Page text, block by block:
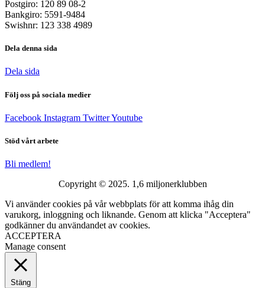
Postgiro: 120 89 08-2
Bankgiro: 5591-9484
Swishnr: 123 338 4989
Dela denna sida
Dela sida
Följ oss på sociala medier
Facebook Instagram TwitterYoutube
Stöd vårt arbete
Bli medlem!
Copyright © 2025. 1,6 miljonerklubben
Vi använder cookies på vår webbplats för att komma ihåg din
varukorg, inloggning och liknande. Genom att klicka "Acceptera"
godkänner du användandet av cookies.
ACCEPTERA
Manage consent
Stäng